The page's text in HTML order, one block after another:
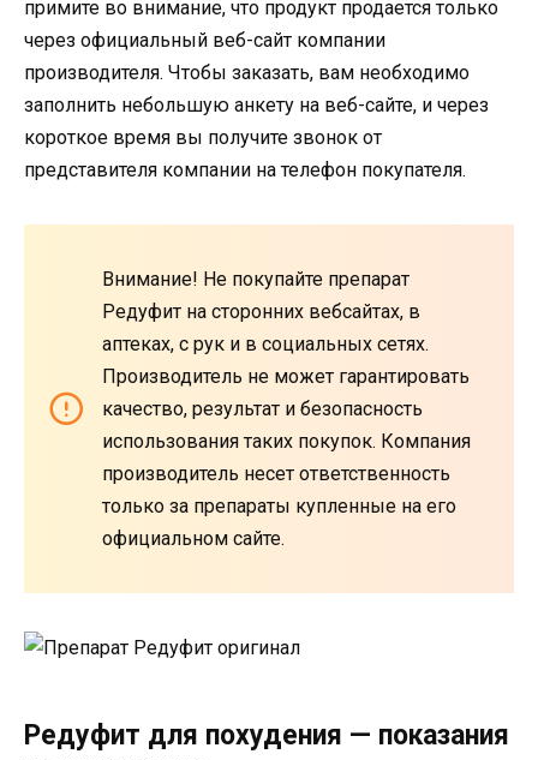
примите во внимание, что продукт продается только
через официальный веб-сайт компании
производителя. Чтобы заказать, вам необходимо
заполнить небольшую анкету на веб-сайте, и через
короткое время вы получите звонок от
представителя компании на телефон покупателя.
Внимание! Не покупайте препарат
Редуфит на сторонних вебсайтах, в
аптеках, с рук и в социальных сетях.
Производитель не может гарантировать
качество, результат и безопасность
использования таких покупок. Компания
производитель несет ответственность
только за препараты купленные на его
официальном сайте.
Редуфит для похудения — показания